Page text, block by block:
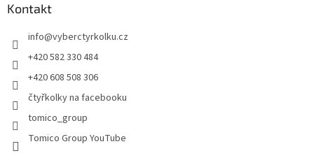
Kontakt
info@vyberctyrkolku.cz
+420 582 330 484
+420 608 508 306
čtyřkolky na facebooku
tomico_group
Tomico Group YouTube